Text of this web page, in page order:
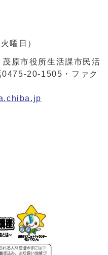
曜日）
原市役所生活課市民活
20-1505・ファク